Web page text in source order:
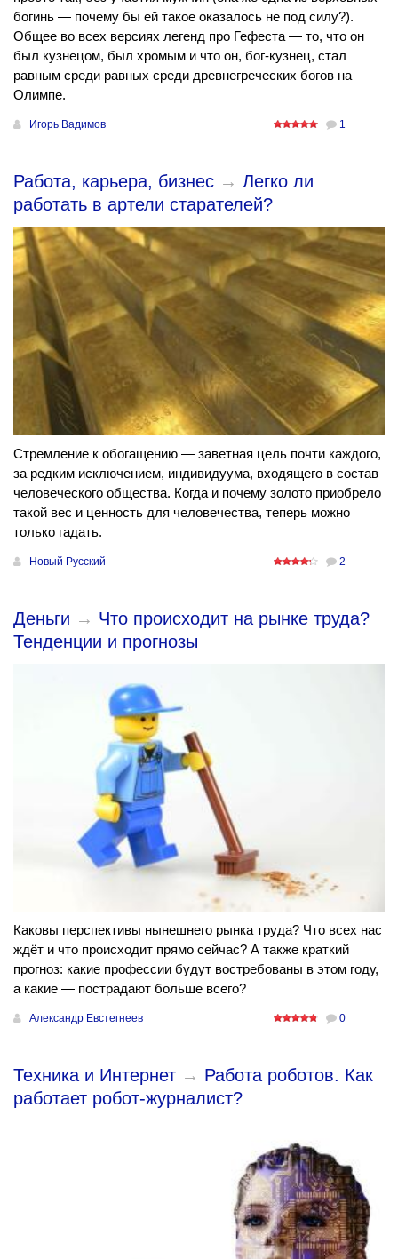
богинь — почему бы ей такое оказалось не под силу?).
Общее во всех версиях легенд про Гефеста — то, что он
был кузнецом, был хромым и что он, бог-кузнец, стал
равным среди равных среди древнегреческих богов на
Олимпе.
Игорь Вадимов 1
Работа, карьера, бизнес → Легко ли
работать в артели старателей?
Стремление к обогащению — заветная цель почти каждого,
за редким исключением, индивидуума, входящего в состав
человеческого общества. Когда и почему золото приобрело
такой вес и ценность для человечества, теперь можно
только гадать.
Новый Русский 2
Деньги → Что происходит на рынке труда?
Тенденции и прогнозы
Каковы перспективы нынешнего рынка труда? Что всех нас
ждёт и что происходит прямо сейчас? А также краткий
прогноз: какие профессии будут востребованы в этом году,
а какие — пострадают больше всего?
Александр Евстегнеев 0
Техника и Интернет → Работа роботов. Как
работает робот-журналист?